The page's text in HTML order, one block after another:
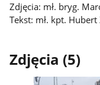
Zdjęcia: mł. bryg.
Tekst: mł. kpt.
Zdjęcia (5)